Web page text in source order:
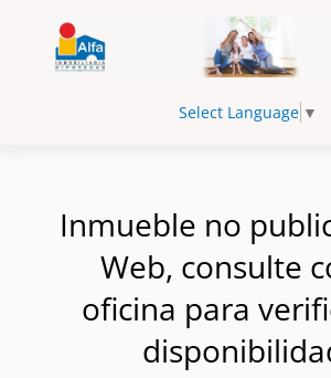
Select Language ▼
Inmueble no
Web, consulte
oficina para